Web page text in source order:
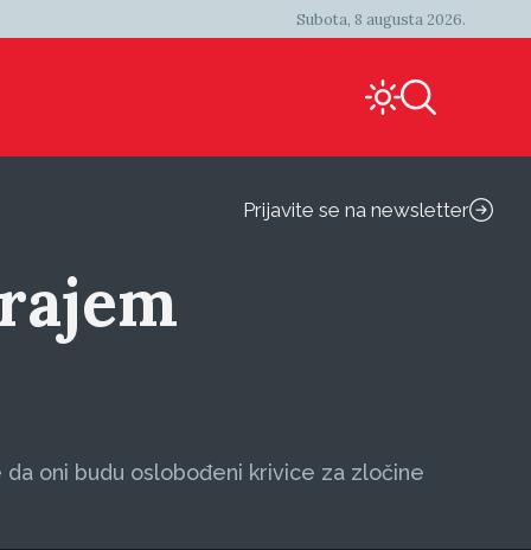
Subota, 8 augusta 2026.
Prijavite se na newsletter
oni budu oslobođeni krivice za zločine